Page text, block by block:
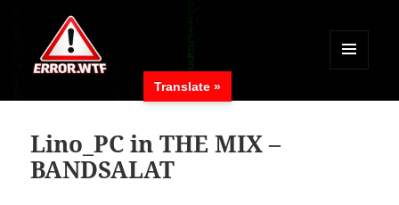
MENÜ
WIDGETS
Lino_PC in THE MIX –
BANDSALAT
Translate »